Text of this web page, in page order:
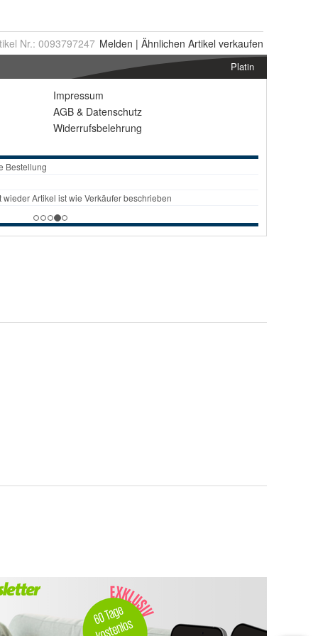
Nr.: 0093797247 Melden | Ähnlichen Artikel verkaufen
Platin
Impressum
AGB & Datenschutz
Widerrufsbelehrung